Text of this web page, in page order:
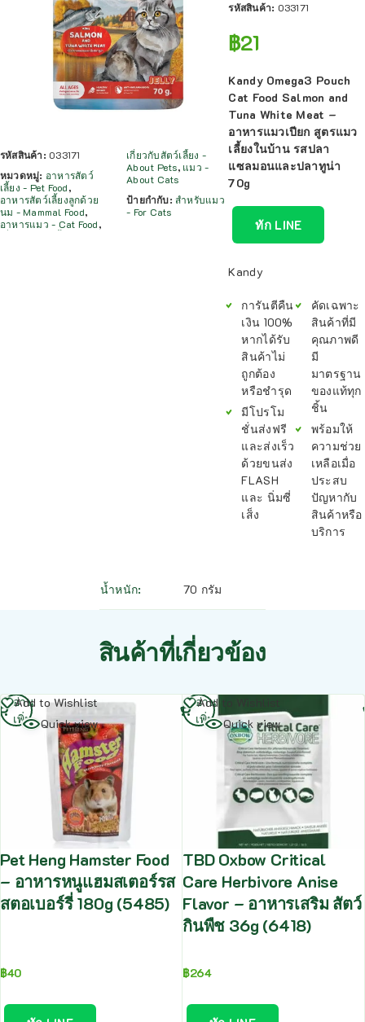
รหัสสินค้า: 033171
หมวดหมู่: อาหารสัตว์
เลี้ยง - Pet Food,
อาหารสัตว์เลี้ยงลูกด้วย
นม - Mammal Food,
อาหารแมว - Cat Food,
เกี่ยวกับสัตว์เลี้ยง -
About Pets, แมว -
About Cats
ป้ายกำกับ:สำหรับแมว
- For Cats
รหัสสินค้า: 033171
฿21
Kandy Omega3 Pouch
Cat Food Salmon and
Tuna White Meat –
อาหารแมวเปียก สูตรแมว
เลี้ยงในบ้าน รสปลา
แซลมอนและปลาทูน่า
70g
ทัก LINE
Kandy
การันตีคืน
เงิน 100%
หากได้รับ
สินค้าไม่
ถูกต้อง
หรือชำรุด
มีโปรโม
ชั่นส่งฟรี
และส่งเร็ว
ด้วยขนส่ง
FLASH
และ นิ่มซี่
เส็ง
คัดเฉพาะ
สินค้าที่มี
คุณภาพดี
มี
มาตรฐาน
ของแท้ทุก
ชิ้น
พร้อมให้
ความช่วย
เหลือเมื่อ
ประสบ
ปัญหากับ
สินค้าหรือ
บริการ
น้ำหนัก 70 กรัม
สินค้าที่เกี่ยวข้อง
Add to Wishlist
Quick view
Pet Heng Hamster Food
– อาหารหนูแฮมสเตอร์รส
สตอเบอร์รี่ 180g (5485)
฿40
อ่าน
เพิ่ม
Add to Wishlist
Quick view
TBD Oxbow Critical
Care Herbivore Anise
Flavor – อาหารเสริม สัตว์
กินพืช 36g (6418)
฿264
อ่าน
เพิ่ม